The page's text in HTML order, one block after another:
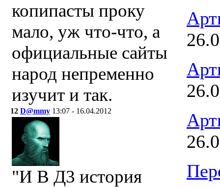
копипасты проку
мало, уж что-что, а
официальные сайты
народ непременно
изучит и так.
12 D@mmy 13:07 - 16.04.2012
"И В Д3 история